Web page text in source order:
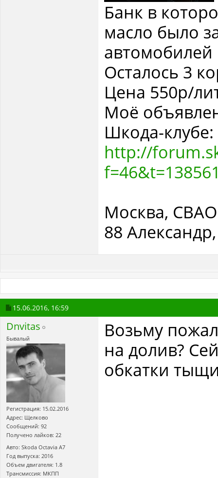
Банк в
масло было
автомобилей
Осталось 3
Цена 550р/
Моё
Шкода-клубе:
http://
Москва, СВАО
88
15.06.2016, 16:59
Dnvitas
Бывалый
Регистрация: 15.02.2016
Адрес: Щелково
Сообщений: 92
Получено лайков: 22
Авто: Skoda Octavia А7
Год выпуска: 2016
Объем двигателя: 1.8
Трансмиссия: МКПП
Возьму
на долив?
обкатки